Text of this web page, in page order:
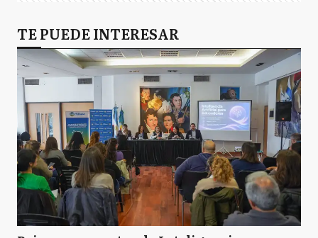
TE PUEDE INTERESAR